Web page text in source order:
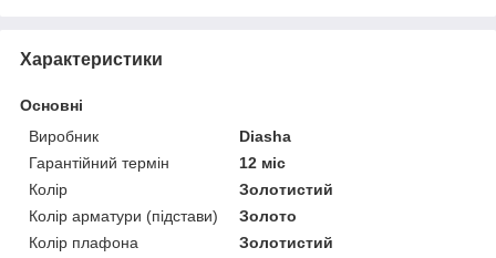
Характеристики
Основні
Виробник
Diasha
Гарантійний термін
12 міс
Колір
Золотистий
Колір арматури (підстави)
Золото
Колір плафона
Золотистий